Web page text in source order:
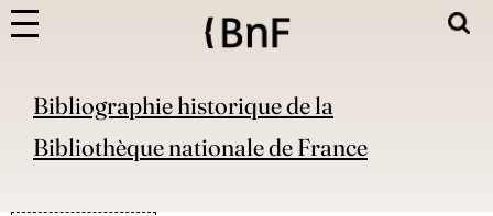
Bibliographie historique de la
Bibliothèque nationale de France